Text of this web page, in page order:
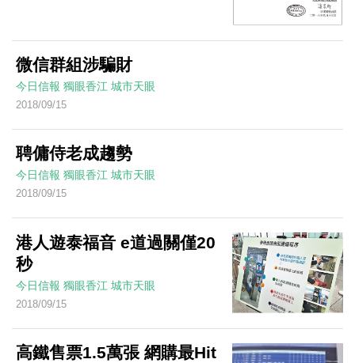
微信群組涉騙財
今日信報 獨眼香江 城市天眼
2018/09/15
聘傭侍老成趨勢
今日信報 獨眼香江 城市天眼
2018/09/15
港人遊泰福音 e道過關僅20
秒
今日信報 獨眼香江 城市天眼
2018/09/15
高鐵售票1.5萬張 網購最Hit